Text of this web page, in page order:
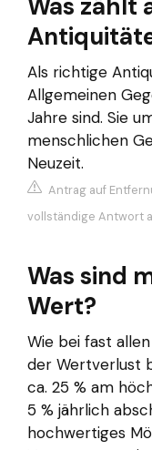
Als richtige
Allgemeinen
Jahre sind. Sie
menschlichen
Neuzeit.
Antrag auf
vollständige Antwort
Was sind
Wert?
Wie bei fast
der Wertverlust
ca. 25 % am
5 % jährlich
hochwertiges